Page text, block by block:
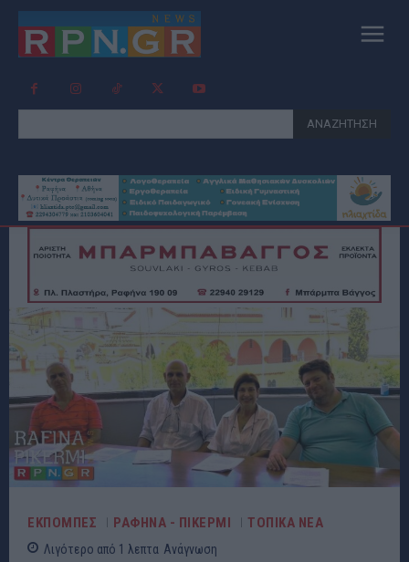
ΑΝΑΖΗΤΗΣΗ
ΕΚΠΟΜΠΕΣ ΡΑΦΗΝΑ - ΠΙΚΕΡΜΙ ΤΟΠΙΚΑ ΝΕΑ
Λιγότερο από 1 λεπτα Ανάγνωση